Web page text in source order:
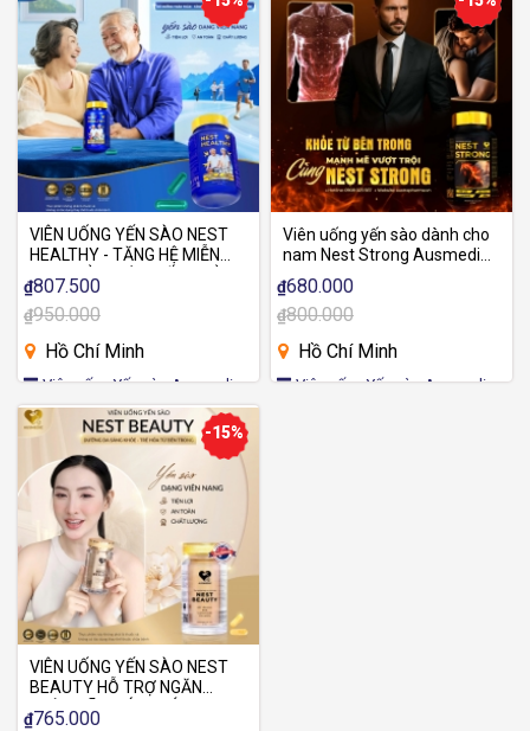
VIÊN UỐNG YẾN SÀO NEST
HEALTHY - TĂNG HỆ MIỄN
DỊCH, CẢI THIỆN GIẤC NGỦ -
YẾN SÀO 22.500MG
₫807.500
₫950.000
Hồ Chí Minh
Viên uống Yến sào Ausmedic
Viên uống yến sào dành cho
nam Nest Strong Ausmedic -
Tự Hào Nam Nhi , Tăng
Cường Sức Mạnh
₫680.000
₫800.000
Hồ Chí Minh
Viên uống Yến sào Ausmedic
-15%
VIÊN UỐNG YẾN SÀO NEST
BEAUTY HỖ TRỢ NGĂN
NGỪA LÃO HÓA, GIÚP DA
MỊN - YẾN SÀO 9.000MG,
₫765.000